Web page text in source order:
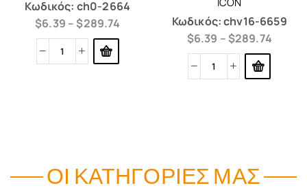
Κωδικός: ch0-2664
$6.39 – $289.74 Κωδικός:chv16-6659
$6.39 – $289.74
ΟΙ ΚΑΤΗΓΟΡΊΕΣ ΜΑΣ